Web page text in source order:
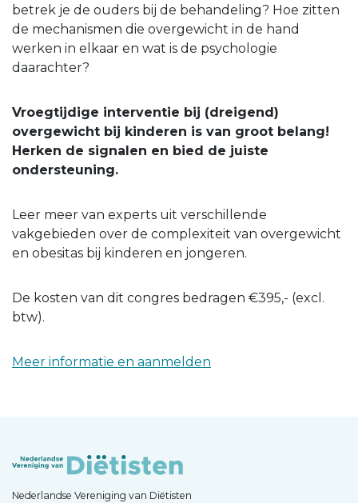
betrek je de ouders bij de behandeling? Hoe zitten
de mechanismen die overgewicht in de hand
werken in elkaar en wat is de psychologie
daarachter?
Vroegtijdige interventie bij (dreigend)
overgewicht bij kinderen is van groot belang!
Herken de signalen en bied de juiste
ondersteuning.
Leer meer van experts uit verschillende
vakgebieden over de complexiteit van overgewicht
en obesitas bij kinderen en jongeren.
De kosten van dit congres bedragen €395,- (excl.
btw).
Meer informatie en aanmelden
Nederlandse Vereniging van Diëtisten